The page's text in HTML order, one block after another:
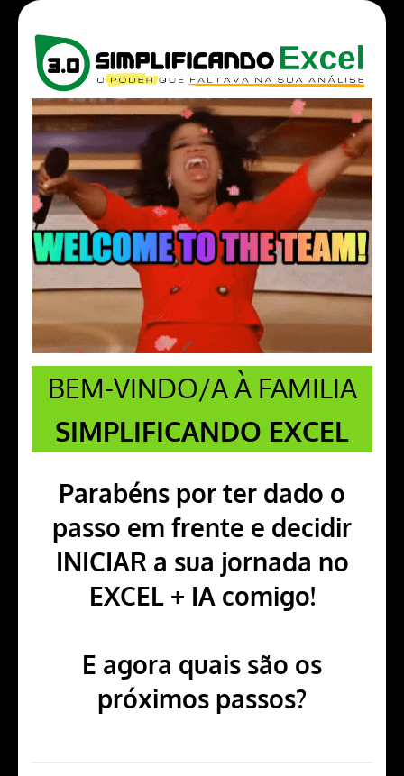
BEM-VINDO/A À FAMILIA
SIMPLIFICANDO EXCEL
Parabéns por ter dado o
passo em frente e decidir
INICIAR a sua jornada no
EXCEL + IA comigo!
E agora quais são os
próximos passos?